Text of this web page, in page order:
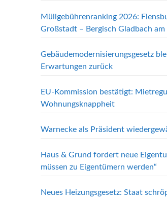
Müllgebührenranking 2026:
Großstadt – Bergisch Gladbach
Gebäudemodernisierungsgesetz
Erwartungen zurück
EU-Kommission bestätigt:
Wohnungsknappheit
Warnecke als Präsident
Haus & Grund fordert neue
müssen zu Eigentümern werden“
Neues Heizungsgesetz: Staat